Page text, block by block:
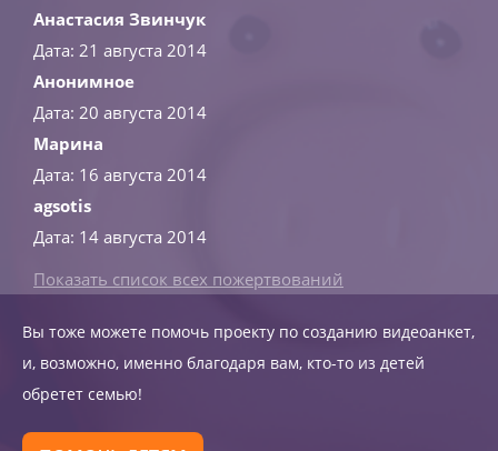
Анастасия Звинчук
Дата: 21 августа 2014
Анонимное
Дата: 20 августа 2014
Марина
Дата: 16 августа 2014
agsotis
Дата: 14 августа 2014
Показать список всех пожертвований
Вы тоже можете помочь проекту по созданию видеоанкет,
и, возможно, именно благодаря вам, кто-то из детей
обретет семью!